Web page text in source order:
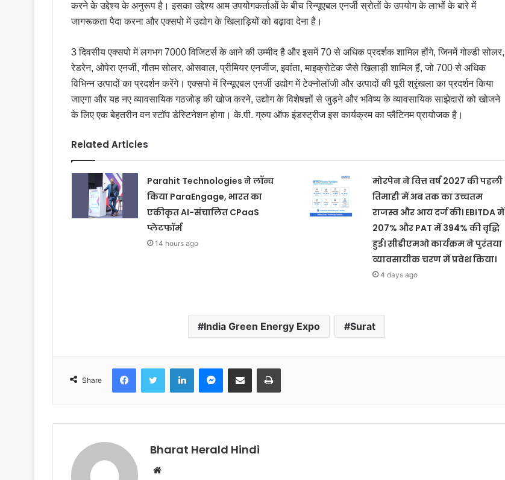
करने के उद्देश्य के अनुरूप है। इसका उद्देश्य आम उपयोगकर्ताओं के बीच रिन्यूएबल एनर्जी स्रोतों के उपयोग के लाभों के बारे में
जागरूकता पैदा करना और एक्सपो में उद्योग के खिलाड़ियों को बढ़ावा देना है।
3 दिवसीय एक्सपो में लगभग 7000 विजिटर्स के आने की उम्मीद है और इसमें 70 से अधिक प्रदर्शक शामिल होंगे, जिनमें गोल्डी सोलर,
रेडरेन, ओपेरा एनर्जी, गौतम सोलर, ओसवाल, प्रीमियर एनर्जीज, इवांता, माइक्रोटेक जैसे खिलाड़ी शामिल हैं, जो 700 से अधिक
विभिन्न उत्पादों का प्रदर्शन करेंगे। एक्सपो में रिन्यूएबल एनर्जी उद्योग में टेक्नोलॉजी और उत्पादों की पूरी श्रृंखला का प्रदर्शन किया
जाएगा और यह नए व्यावसायिक गठजोड़ की खोज करने, उद्योग के विशेषज्ञों से जुड़ने और भविष्य के व्यावसायिक साझेदारों को खोजने
के लिए एक बेहतरीन वन स्टॉप डेस्टिनेशन होगा। के.पी. ग्रुप ऑफ इंडस्ट्रीज इस कार्यक्रम का प्लैटिनम प्रायोजक है।
Related Articles
Parahit Technologies ने लॉन्च
किया ParaEngage, भारत का
एकीकृत AI-संचालित CPaaS
प्लेटफॉर्म
14 hours ago
मोरपेन ने वित्त वर्ष 2027 की पहली
तिमाही में अब तक का उच्चतम
राजस्व और आय दर्ज की। EBITDA में
207% और PAT में 394% की वृद्धि
हुई। सीडीएमओ कार्यक्रम ने पुरंतया
व्यावसायीक चरण में प्रवेश किया।
4 days ago
India Green Energy Expo Surat
Share
Bharat Herald Hindi